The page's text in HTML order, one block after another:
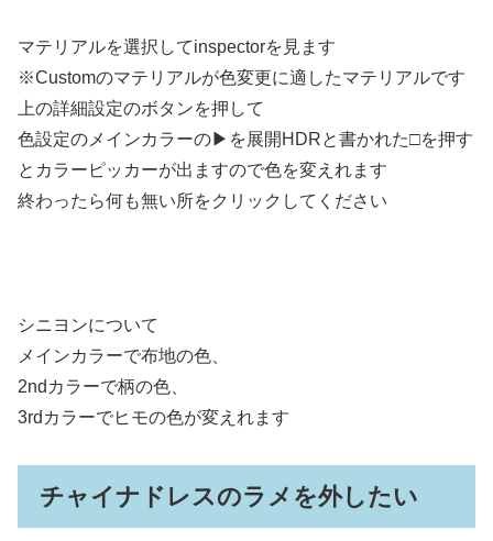
マテリアルを選択してinspectorを見ます
※Customのマテリアルが色変更に適したマテリアルです
上の詳細設定のボタンを押して
色設定のメインカラーの▶を展開HDRと書かれた□を押す
とカラーピッカーが出ますので色を変えれます
終わったら何も無い所をクリックしてください
シニヨンについて
メインカラーで布地の色、
2ndカラーで柄の色、
3rdカラーでヒモの色が変えれます
チャイナドレスのラメを外したい